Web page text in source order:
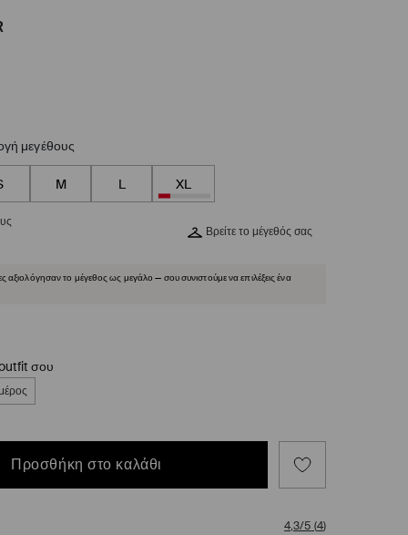
μεγέθους
M L XL
Βρείτε το μέγεθός σας
αξιολόγησαν το μέγεθος ως μεγάλο — σου συνιστούμε να επιλέξεις ένα
σου
Προσθήκη στο καλάθι
4,3/5 (4)